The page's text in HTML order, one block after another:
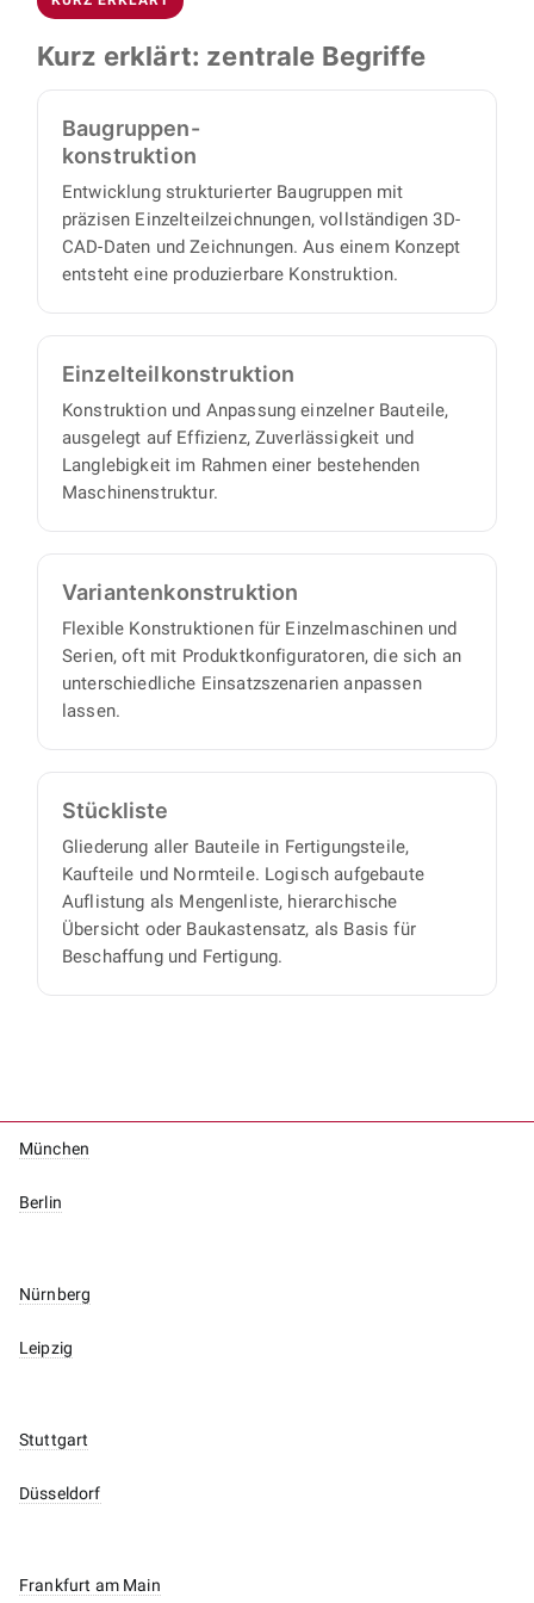
Automatisierung sowie Förder- und
Handhabungstechnik.
kennen und klären, ob Aufgabenstellung und
Zusammenarbeit zueinander passen. Im
zweiten Termin gehen wir in die technischen
Anschließend übernimmt BOJKO die
Umsetzung vollständig: Sie benötigen keinen
eigenen Projektmanager, denn wir arbeiten
proaktiv und eigenverantwortlich und liefern
Ihnen einen vollständigen Satz an
Konstruktionsunterlagen, mit minimalem
Abstimmungs- und Aufsichtsaufwand auf Ihrer
Seite.
Kurz erklärt: zentrale Begriffe
Baugruppen-
konstruktion
Entwicklung strukturierter Baugruppen mit
präzisen Einzelteilzeichnungen, vollständigen 3D-
CAD-Daten und Zeichnungen. Aus einem Konzept
entsteht eine produzierbare Konstruktion.
Einzelteil­konstruktion
Konstruktion und Anpassung einzelner Bauteile,
ausgelegt auf Effizienz, Zuverlässigkeit und
Langlebigkeit im Rahmen einer bestehenden
Maschinenstruktur.
Varianten­konstruktion
Flexible Konstruktionen für Einzelmaschinen und
Serien, oft mit Produktkonfiguratoren, die sich an
unterschiedliche Einsatzszenarien anpassen
lassen.
Stückliste
Gliederung aller Bauteile in Fertigungsteile,
Kaufteile und Normteile. Logisch aufgebaute
Auflistung als Mengenliste, hierarchische
Übersicht oder Baukastensatz, als Basis für
Beschaffung und Fertigung.
München
Berlin
Nürnberg
Leipzig
Stuttgart
Düsseldorf
Frankfurt am Main